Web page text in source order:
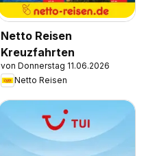
Netto Reisen
Kreuzfahrten
von Donnerstag 11.06.2026
Netto Reisen